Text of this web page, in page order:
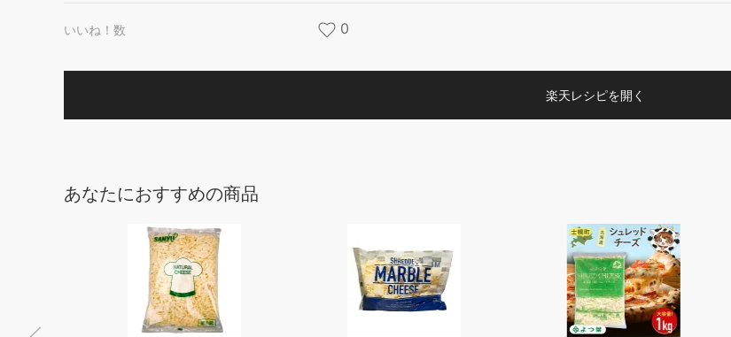
いいね！数 0
楽天レシピを開く
あなたにおすすめの商品